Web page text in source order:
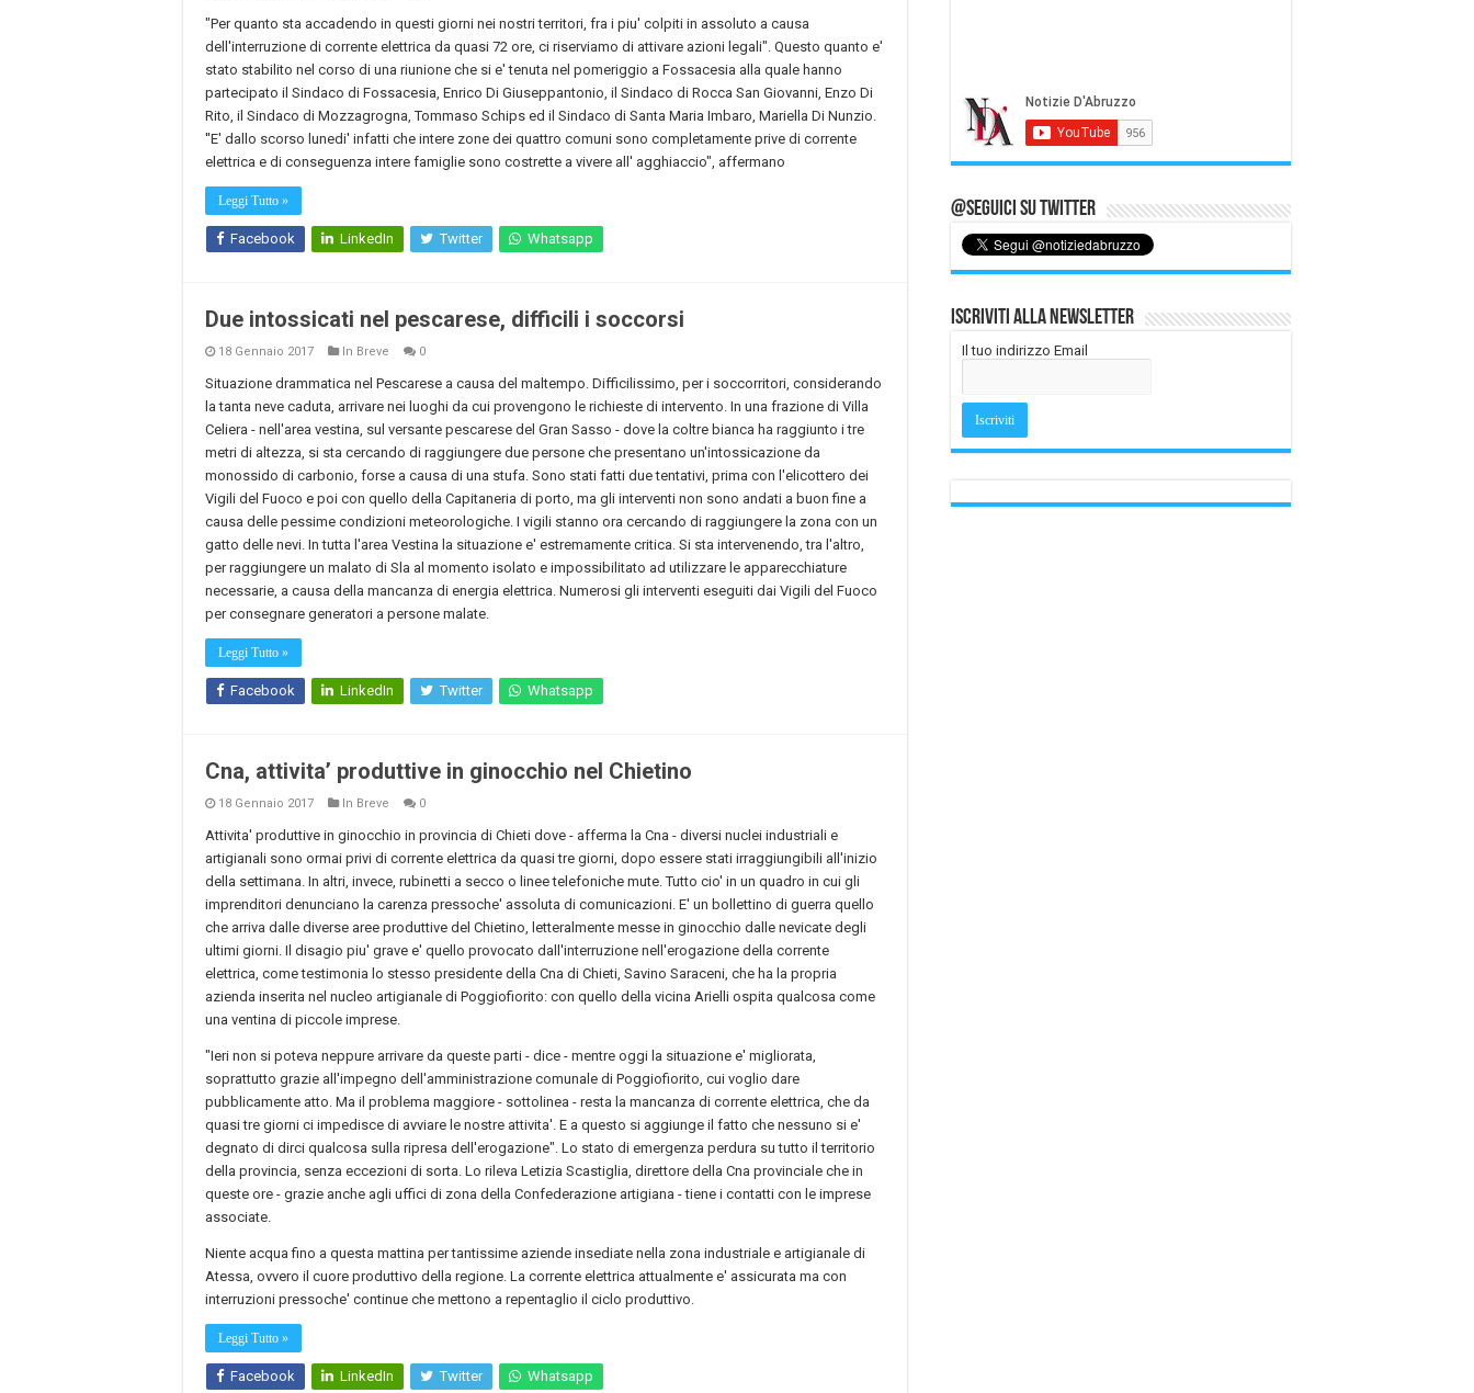
"Per quanto sta accadendo in questi giorni nei nostri territori, fra i piu' colpiti in assoluto a causa
dell'interruzione di corrente elettrica da quasi 72 ore, ci riserviamo di attivare azioni legali". Questo quanto e'
stato stabilito nel corso di una riunione che si e' tenuta nel pomeriggio a Fossacesia alla quale hanno
partecipato il Sindaco di Fossacesia, Enrico Di Giuseppantonio, il Sindaco di Rocca San Giovanni, Enzo Di
Rito, il Sindaco di Mozzagrogna, Tommaso Schips ed il Sindaco di Santa Maria Imbaro, Mariella Di Nunzio.
''E' dallo scorso lunedi' infatti che intere zone dei quattro comuni sono completamente prive di corrente
elettrica e di conseguenza intere famiglie sono costrette a vivere all' agghiaccio", affermano
Leggi Tutto »
Facebook LinkedIn Twitter Whatsapp
Due intossicati nel pescarese, difficili i soccorsi
18 Gennaio 2017 In Breve 0
Situazione drammatica nel Pescarese a causa del maltempo. Difficilissimo, per i soccorritori, considerando
la tanta neve caduta, arrivare nei luoghi da cui provengono le richieste di intervento. In una frazione di Villa
Celiera - nell'area vestina, sul versante pescarese del Gran Sasso - dove la coltre bianca ha raggiunto i tre
metri di altezza, si sta cercando di raggiungere due persone che presentano un'intossicazione da
monossido di carbonio, forse a causa di una stufa. Sono stati fatti due tentativi, prima con l'elicottero dei
Vigili del Fuoco e poi con quello della Capitaneria di porto, ma gli interventi non sono andati a buon fine a
causa delle pessime condizioni meteorologiche. I vigili stanno ora cercando di raggiungere la zona con un
gatto delle nevi. In tutta l'area Vestina la situazione e' estremamente critica. Si sta intervenendo, tra l'altro,
per raggiungere un malato di Sla al momento isolato e impossibilitato ad utilizzare le apparecchiature
necessarie, a causa della mancanza di energia elettrica. Numerosi gli interventi eseguiti dai Vigili del Fuoco
per consegnare generatori a persone malate.
Leggi Tutto »
Facebook LinkedIn Twitter Whatsapp
Cna, attivita’ produttive in ginocchio nel Chietino
18 Gennaio 2017 In Breve 0
Attivita' produttive in ginocchio in provincia di Chieti dove - afferma la Cna - diversi nuclei industriali e
artigianali sono ormai privi di corrente elettrica da quasi tre giorni, dopo essere stati irraggiungibili all'inizio
della settimana. In altri, invece, rubinetti a secco o linee telefoniche mute. Tutto cio' in un quadro in cui gli
imprenditori denunciano la carenza pressoche' assoluta di comunicazioni. E' un bollettino di guerra quello
che arriva dalle diverse aree produttive del Chietino, letteralmente messe in ginocchio dalle nevicate degli
ultimi giorni. Il disagio piu' grave e' quello provocato dall'interruzione nell'erogazione della corrente
elettrica, come testimonia lo stesso presidente della Cna di Chieti, Savino Saraceni, che ha la propria
azienda inserita nel nucleo artigianale di Poggiofiorito: con quello della vicina Arielli ospita qualcosa come
una ventina di piccole imprese.
"Ieri non si poteva neppure arrivare da queste parti - dice - mentre oggi la situazione e' migliorata,
soprattutto grazie all'impegno dell'amministrazione comunale di Poggiofiorito, cui voglio dare
pubblicamente atto. Ma il problema maggiore - sottolinea - resta la mancanza di corrente elettrica, che da
quasi tre giorni ci impedisce di avviare le nostre attivita'. E a questo si aggiunge il fatto che nessuno si e'
degnato di dirci qualcosa sulla ripresa dell'erogazione". Lo stato di emergenza perdura su tutto il territorio
della provincia, senza eccezioni di sorta. Lo rileva Letizia Scastiglia, direttore della Cna provinciale che in
queste ore - grazie anche agli uffici di zona della Confederazione artigiana - tiene i contatti con le imprese
associate.
Niente acqua fino a questa mattina per tantissime aziende insediate nella zona industriale e artigianale di
Atessa, ovvero il cuore produttivo della regione. La corrente elettrica attualmente e' assicurata ma con
interruzioni pressoche' continue che mettono a repentaglio il ciclo produttivo.
Leggi Tutto »
Facebook LinkedIn Twitter Whatsapp
@Seguici su Twitter
Iscriviti alla Newsletter
Il tuo indirizzo Email